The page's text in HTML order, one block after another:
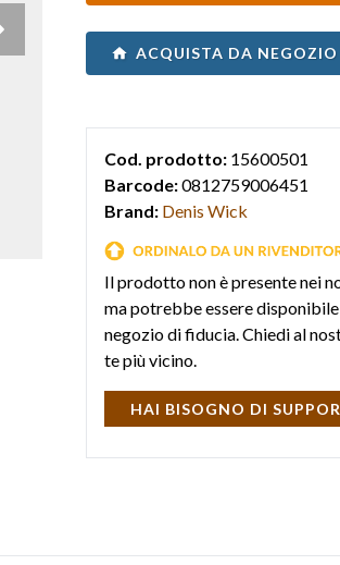
ACQUISTA DA NEGOZIO
Cod. prodotto: 15600501
Barcode:0812759006451
Brand: Denis Wick
Il prodotto non è presente nei
ma potrebbe essere
negozio di fiducia. Chiedi al
te più vicino.
HAI BISOGNO DI